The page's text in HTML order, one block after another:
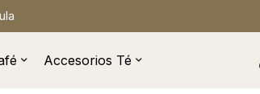
Accesorios Té